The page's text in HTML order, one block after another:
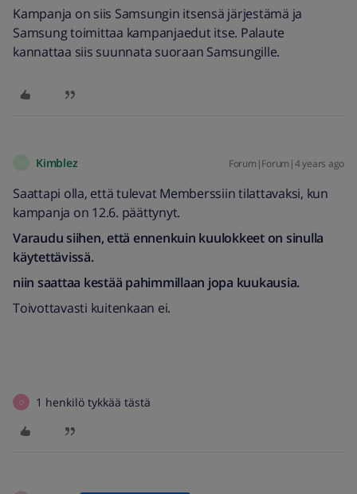
Kampanja on siis Samsungin itsensä järjestämä ja
Samsung toimittaa kampanjaedut itse. Palaute
kannattaa siis suunnata suoraan Samsungille.
Kimblez Forum|Forum|4 years ago
Saattapi olla, että tulevat Memberssiin tilattavaksi, kun
kampanja on 12.6. päättynyt.
Varaudu siihen, että ennenkuin kuulokkeet on sinulla
käytettävissä.
niin saattaa kestää pahimmillaan jopa kuukausia.
Toivottavasti kuitenkaan ei.
O 1 henkilö tykkää tästä